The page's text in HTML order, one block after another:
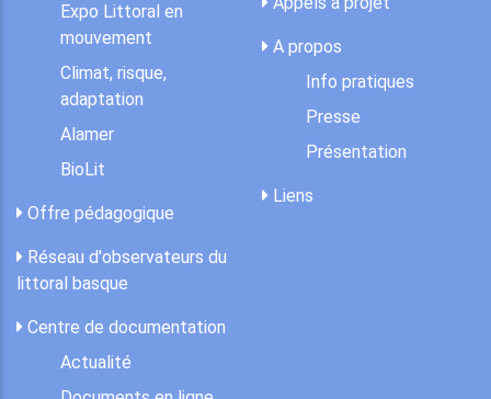
Expo Littoral en
mouvement
Climat, risque,
adaptation
Alamer
BioLit
Offre pédagogique
Réseau d'observateurs du
littoral basque
Centre de documentation
Actualité
A propos
Info pratiques
Presse
Présentation
Liens